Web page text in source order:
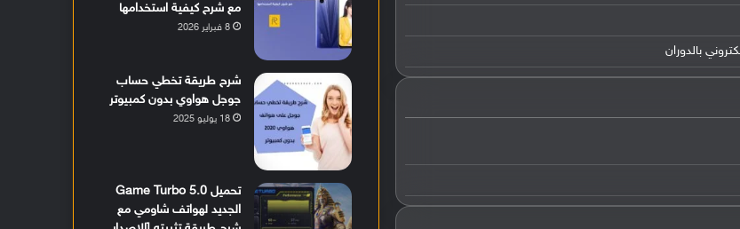
مع شرح كيفية استخدامها
8 فبراير 2026
شرح طريقة تخطي حساب
جوجل هواوي بدون كمبيوتر
18 يوليو 2025
تحميل Game Turbo 5.0
الجديد لهواتف شاومي مع